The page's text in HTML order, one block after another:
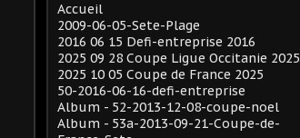
Accueil
2009-06-05-Sete-Plage
2016 06 15 Defi-entreprise 2016
2025 09 28 Coupe Ligue Occitanie 2025
2025 10 05 Coupe de France 2025
50-2016-06-16-defi-entreprise
Album - 52-2013-12-08-coupe-noel
Album - 53a-2013-09-21-Coupe-de-